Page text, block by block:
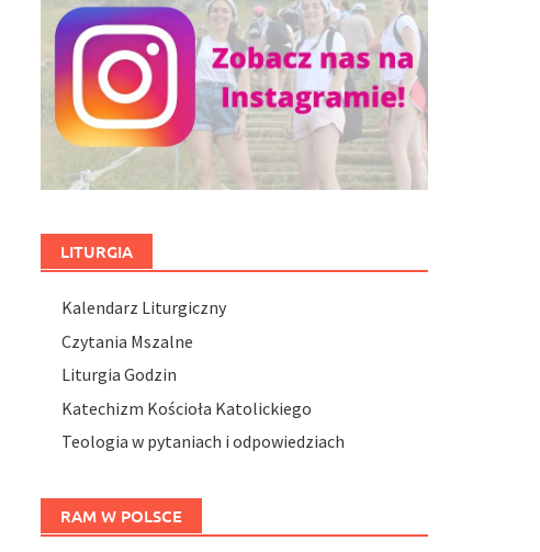
LITURGIA
Kalendarz Liturgiczny
Czytania Mszalne
Liturgia Godzin
Katechizm Kościoła Katolickiego
Teologia w pytaniach i odpowiedziach
RAM W POLSCE